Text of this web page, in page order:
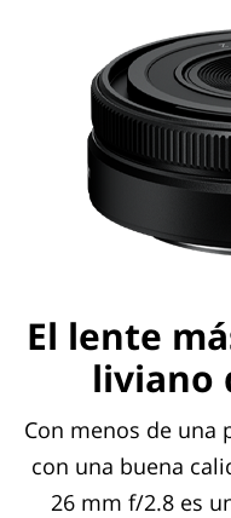
El lente
liviano
Con menos de una
con una buena
26 mm f/2.8 es